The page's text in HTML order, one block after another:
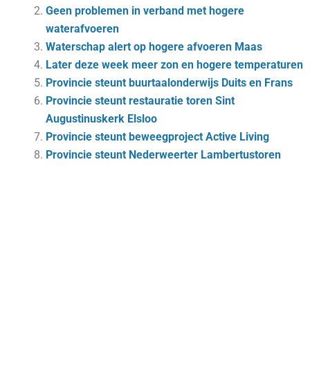
Geen problemen in verband met hogere
waterafvoeren
Waterschap alert op hogere afvoeren Maas
Later deze week meer zon en hogere temperaturen
Provincie steunt buurtaalonderwijs Duits en Frans
Provincie steunt restauratie toren Sint
Augustinuskerk Elsloo
Provincie steunt beweegproject Active Living
Provincie steunt Nederweerter Lambertustoren